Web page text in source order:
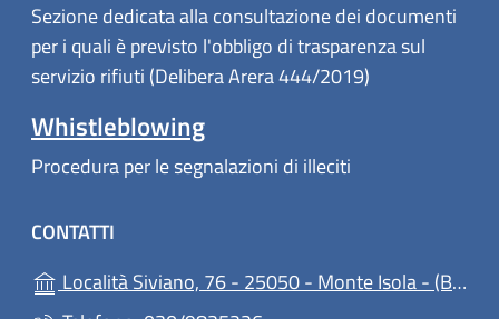
Sezione dedicata alla consultazione dei documenti
per i quali è previsto l'obbligo di trasparenza sul
servizio rifiuti (Delibera Arera 444/2019)
Whistleblowing
Procedura per le segnalazioni di illeciti
CONTATTI
Località Siviano, 76 - 25050 - Monte Isola - (BS)